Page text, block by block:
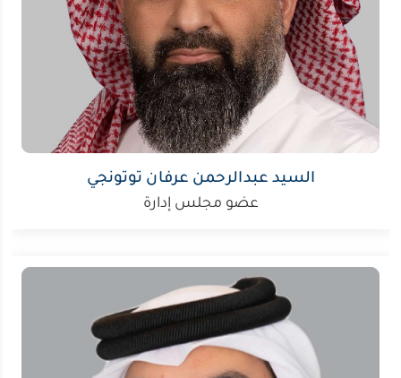
السيد عبدالرحمن عرفان توتونجي
عضو مجلس إدارة